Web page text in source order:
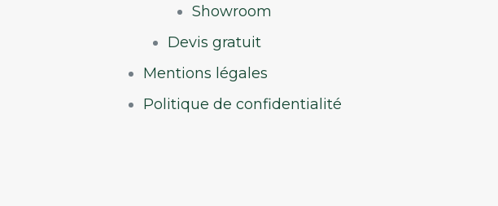
Showroom
Devis gratuit
Mentions légales
Politique de confidentialité